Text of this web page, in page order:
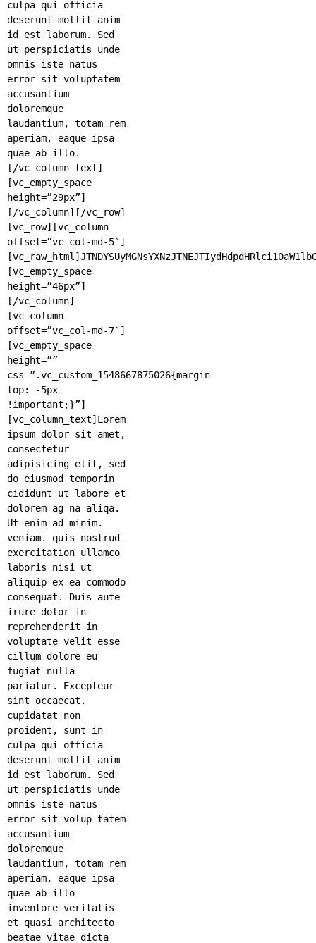
culpa qui officia
deserunt mollit anim
id est laborum. Sed
ut perspiciatis unde
omnis iste natus
error sit voluptatem
accusantium
doloremque
laudantium, totam rem
aperiam, eaque ipsa
quae ab illo.
[/vc_column_text]
[vc_empty_space
height=”29px”]
[/vc_column][/vc_row]
[vc_row][vc_column
offset=”vc_col-md-5″]
[vc_empty_space
height=”46px”]
[/vc_column]
[vc_column
offset=”vc_col-md-7″]
[vc_empty_space
height=””
css=”.vc_custom_1548667875026{margin-
top: -5px
!important;}”]
[vc_column_text]Lorem
ipsum dolor sit amet,
consectetur
adipisicing elit, sed
do eiusmod temporin
cididunt ut labore et
dolorem ag na aliqa.
Ut enim ad minim.
veniam. quis nostrud
exercitation ullamco
laboris nisi ut
aliquip ex ea commodo
consequat. Duis aute
irure dolor in
reprehenderit in
voluptate velit esse
cillum dolore eu
fugiat nulla
pariatur. Excepteur
sint occaecat.
cupidatat non
proident, sunt in
culpa qui officia
deserunt mollit anim
id est laborum. Sed
ut perspiciatis unde
omnis iste natus
error sit volup tatem
accusantium
doloremque
laudantium, totam rem
aperiam, eaque ipsa
quae ab illo
inventore veritatis
et quasi architecto
beatae vitae dicta